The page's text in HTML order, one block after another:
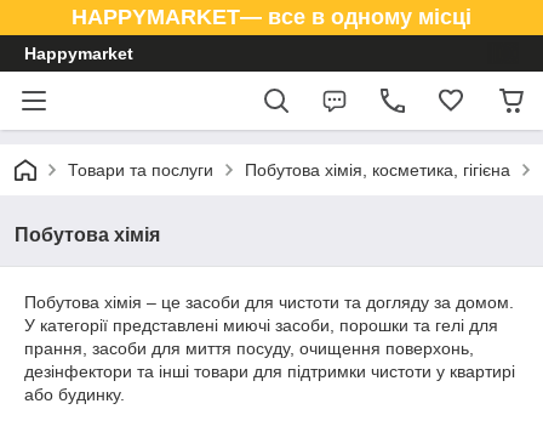
HAPPYMARKET— все в одному місці
Happymarket
Товари та послуги Побутова хімія, косметика, гігієна
Побутова хімія
Побутова хімія – це засоби для чистоти та догляду за домом.
У категорії представлені миючі засоби, порошки та гелі для
прання, засоби для миття посуду, очищення поверхонь,
дезінфектори та інші товари для підтримки чистоти у квартирі
або будинку.